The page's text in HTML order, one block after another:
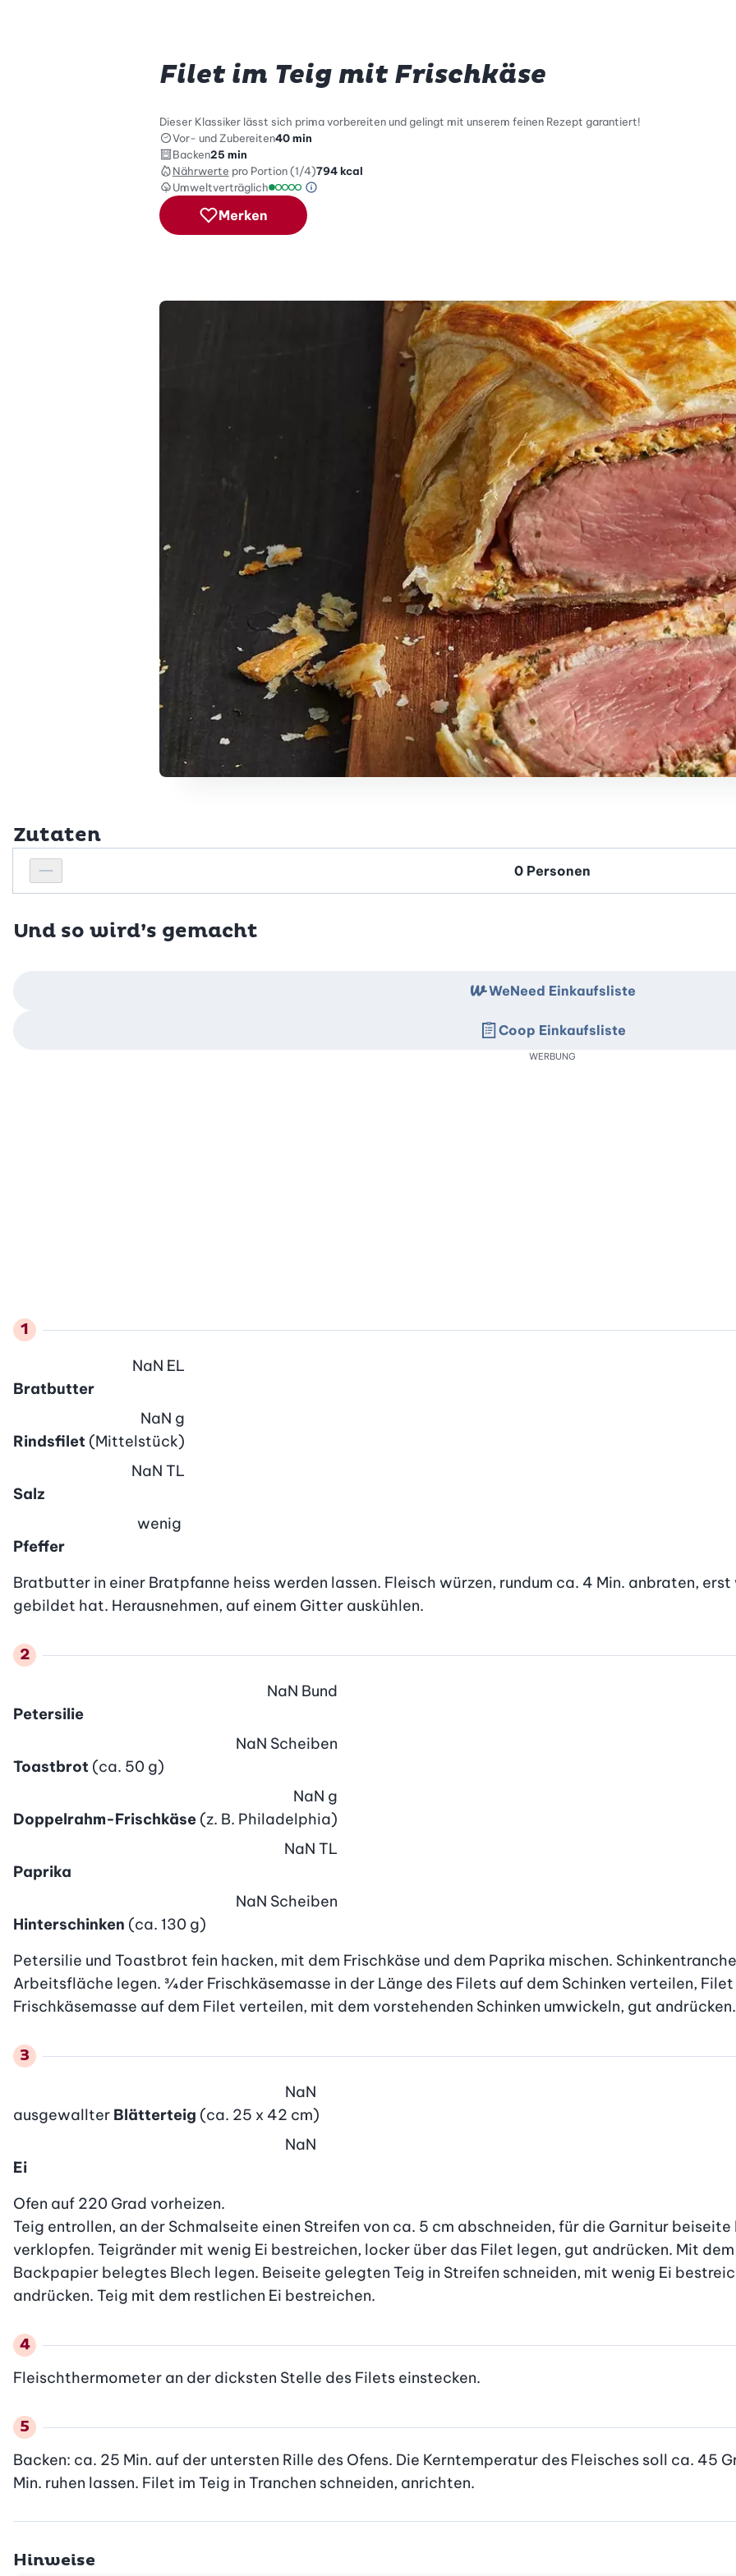
Filet im Teig mit Frischkäse
Dieser Klassiker lässt sich prima vorbereiten und gelingt mit unserem feinen Rezept garantiert!
Vor- und Zubereiten40 min
Backen25 min
Nährwerte pro Portion (1/4)794 kcal
Umweltverträglich
Umweltverträglichkeitsskala: 1 von 5
Green Betty Skala Info
Merken
Zutaten
Personenanzahl verringern
Personenanzahl
Und so wird’s gemacht
Bratbutter
NaN EL
Rindsfilet (Mittelstück)
NaN g
Salz
NaN TL
Pfeffer
wenig
Bratbutter in einer Bratpfanne heiss werden lassen. Fleisch würzen, rundum ca. 4 Min. anbraten,
gebildet hat. Herausnehmen, auf einem Gitter auskühlen.
Petersilie
NaN Bund
Toastbrot (ca. 50 g)
NaN Scheiben
Doppelrahm-Frischkäse (z. B. Philadelphia)
NaN g
Paprika
NaN TL
Hinterschinken (ca. 130 g)
NaN Scheiben
Petersilie und Toastbrot fein hacken, mit dem Frischkäse und dem Paprika mischen.
Arbeitsfläche legen. ¾ der Frischkäsemasse in der Länge des Filets auf dem Schinken verteilen,
Frischkäsemasse auf dem Filet verteilen, mit dem vorstehenden Schinken umwickeln, gut andrücken.
ausgewallter Blätterteig (ca. 25 x 42 cm)
NaN
Ei
NaN
Ofen auf 220 Grad vorheizen.
Teig entrollen, an der Schmalseite einen Streifen von ca. 5 cm abschneiden, für die Garnitur beiseite
verklopfen. Teigränder mit wenig Ei bestreichen, locker über das Filet legen, gut andrücken. Mit
Backpapier belegtes Blech legen. Beiseite gelegten Teig in Streifen schneiden, mit wenig Ei
andrücken. Teig mit dem restlichen Ei bestreichen.
Fleischthermometer an der dicksten Stelle des Filets einstecken.
Backen: ca. 25 Min. auf der untersten Rille des Ofens. Die Kerntemperatur des Fleisches soll ca. 45
Min. ruhen lassen. Filet im Teig in Tranchen schneiden, anrichten.
WeNeed Einkaufsliste
Coop Einkaufsliste
WERBUNG
Hinweise